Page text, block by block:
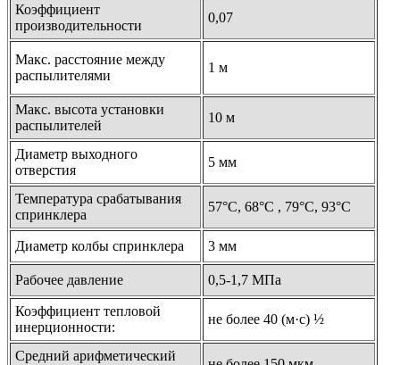
Коэффициент
производительности
0,07
Макс. расстояние между
распылителями
1 м
Макс. высота установки
распылителей
10 м
Диаметр выходного
отверстия
5 мм
Температура срабатывания
спринклера
57°С, 68°С , 79°С, 93°С
Диаметр колбы спринклера 3 мм
Рабочее давление 0,5-1,7 МПа
Коэффициент тепловой
инерционности:
не более 40 (м·с) ½
Средний арифметический